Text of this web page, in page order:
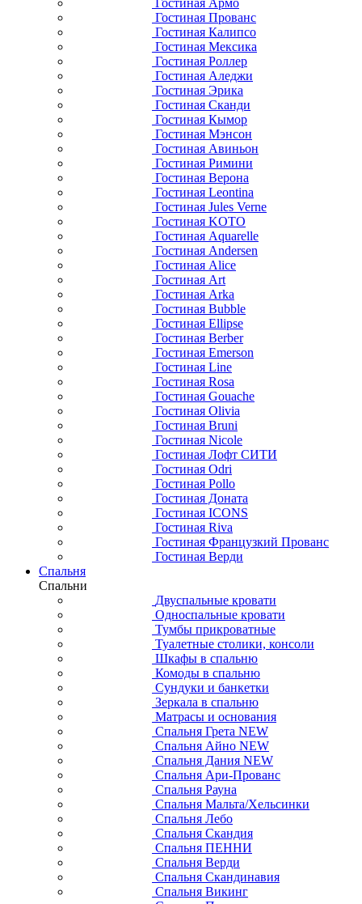
Гостиная Прованс
Гостиная Калипсо
Гостиная Мексика
Гостиная Роллер
Гостиная Аледжи
Гостиная Эрика
Гостиная Сканди
Гостиная Кымор
Гостиная Мэнсон
Гостиная Авиньон
Гостиная Римини
Гостиная Верона
Гостиная Leontina
Гостиная Jules Verne
Гостиная KOTO
Гостиная Aquarelle
Гостиная Andersen
Гостиная Alice
Гостиная Art
Гостиная Arka
Гостиная Bubble
Гостиная Ellipse
Гостиная Berber
Гостиная Emerson
Гостиная Line
Гостиная Rosa
Гостиная Gouache
Гостиная Olivia
Гостиная Bruni
Гостиная Nicole
Гостиная Лофт СИТИ
Гостиная Odri
Гостиная Pollo
Гостиная Доната
Гостиная ICONS
Гостиная Riva
Гостиная Французкий Прованс
Гостиная Верди
Спальня
Спальни
Двуспальные кровати
Односпальные кровати
Тумбы прикроватные
Туалетные столики, консоли
Шкафы в спальню
Комоды в спальню
Сундуки и банкетки
Зеркала в спальню
Матрасы и основания
Спальня Грета NEW
Спальня Айно NEW
Спальня Дания NEW
Спальня Ари-Прованс
Спальня Рауна
Спальня Мальта/Хельсинки
Спальня Лебо
Спальня Скандия
Спальня ПЕННИ
Спальня Верди
Спальня Скандинавия
Спальня Викинг